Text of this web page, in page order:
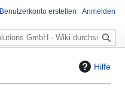
Hilfe
Benutzerkonto erstellen Anmelden